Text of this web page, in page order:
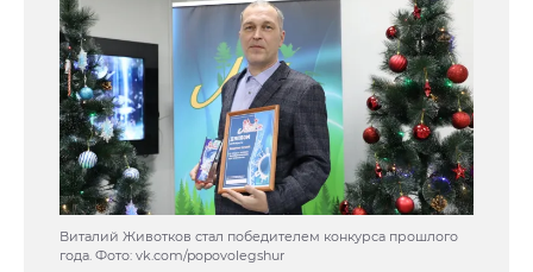
Виталий Животков стал победителем конкурса прошлого
года. Фото: vk.com/popovolegshur